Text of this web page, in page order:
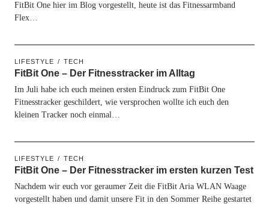
FitBit One hier im Blog vorgestellt, heute ist das Fitnessarmband
Flex…
LIFESTYLE TECH
FitBit One – Der Fitnesstracker im Alltag
Im Juli habe ich euch meinen ersten Eindruck zum FitBit One
Fitnesstracker geschildert, wie versprochen wollte ich euch den
kleinen Tracker noch einmal…
LIFESTYLE TECH
FitBit One – Der Fitnesstracker im ersten kurzen Test
Nachdem wir euch vor geraumer Zeit die FitBit Aria WLAN Waage
vorgestellt haben und damit unsere Fit in den Sommer Reihe gestartet